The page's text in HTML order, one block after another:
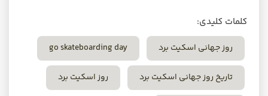
کلمات کلیدی:
روز جهانی اسکیت برد go skateboarding day
تاریخ روز جهانی اسکیت برد روز اسکیت برد